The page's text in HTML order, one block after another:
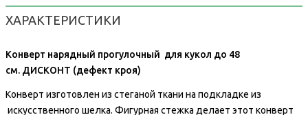
ХАРАКТЕРИСТИКИ
Конверт нарядный прогулочный для кукол до 48
см. ДИСКОНТ (дефект кроя)
Конверт изготовлен из стеганой ткани на подкладке из
искусственного шелка. Фигурная стежка делает этот конверт